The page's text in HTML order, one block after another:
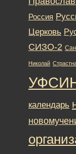
Россия
Церковь
СИЗО-2
Николай
календарь